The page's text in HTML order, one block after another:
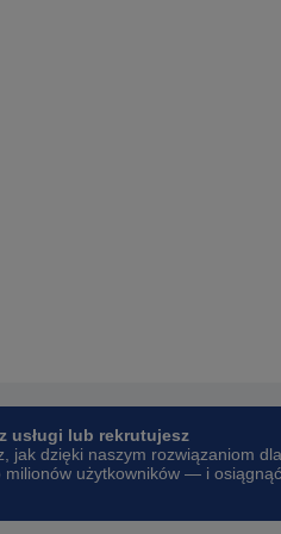
usługi lub rekrutujesz
jak dzięki naszym rozwiązaniom dla
milionów użytkowników — i osiągnąć